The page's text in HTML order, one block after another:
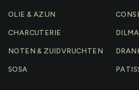
OLIE & AZIJN
CHARCUTERIE
NOTEN & ZUIDVRUCHTEN
SOSA